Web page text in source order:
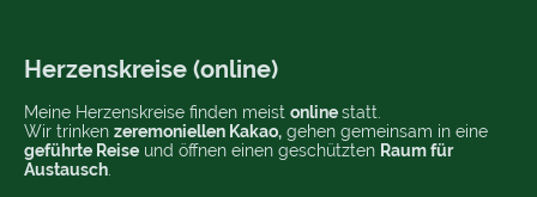
Herzenskreise (online)
Meine Herzenskreise finden meist onlinestatt.
Wir trinken zeremoniellen Kakao, gehen gemeinsam in eine
geführte Reise und öffnen einen geschützten Raum für
Austausch